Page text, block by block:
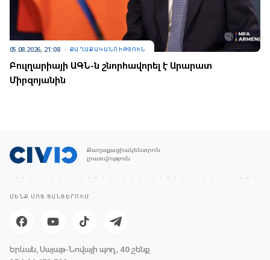
05.08.2026, 21:08 ՔԱՂԱՔԱԿԱՆՈՒԹՅՈՒՆ
Բուլղարիայի ԱԳՆ-ն շնորհավորել է Արարատ
Միրզոյանին
Քաղաքացիակենտրոն
լրատվություն
ՄԵՆՔ ՍՈՑ ՑԱՆՑԵՐՈՒՄ
Երևան, Սայաթ-Նովայի պող., 40 շենք